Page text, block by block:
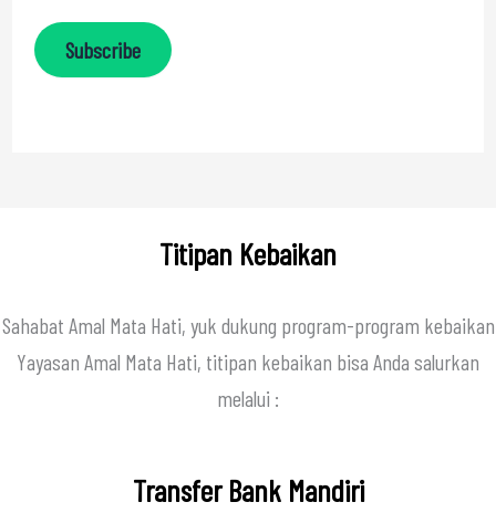
Subscribe
Titipan Kebaikan
Sahabat Amal Mata Hati, yuk dukung program-program kebaikan
Yayasan Amal Mata Hati, titipan kebaikan bisa Anda salurkan
melalui :
Transfer Bank Mandiri